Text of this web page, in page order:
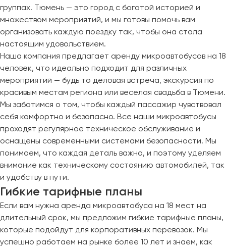
группах. Тюмень — это город с богатой историей и
множеством мероприятий, и мы готовы помочь вам
организовать каждую поездку так, чтобы она стала
настоящим удовольствием.
Наша компания предлагает аренду микроавтобусов на 18
человек, что идеально подходит для различных
мероприятий — будь то деловая встреча, экскурсия по
красивым местам региона или веселая свадьба в Тюмени.
Мы заботимся о том, чтобы каждый пассажир чувствовал
себя комфортно и безопасно. Все наши микроавтобусы
проходят регулярное техническое обслуживание и
оснащены современными системами безопасности. Мы
понимаем, что каждая деталь важна, и поэтому уделяем
внимание как техническому состоянию автомобилей, так
и удобству в пути.
Гибкие тарифные планы
Если вам нужна аренда микроавтобуса на 18 мест на
длительный срок, мы предложим гибкие тарифные планы,
которые подойдут для корпоративных перевозок. Мы
успешно работаем на рынке более 10 лет и знаем, как